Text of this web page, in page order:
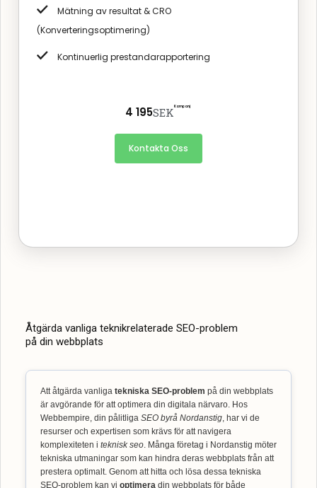
4 195SEK Kampanj
Mätning av resultat & CRO
(Konverteringsoptimering)
Kontinuerlig prestandarapportering
Kontakta Oss
Åtgärda vanliga teknikrelaterade SEO-problem
på din webbplats
Att åtgärda vanliga tekniska SEO-problem på din webbplats
är avgörande för att optimera din digitala närvaro. Hos
Webbempire, din pålitliga SEO byrå Nordanstig, har vi de
resurser och expertisen som krävs för att navigera
komplexiteten i teknisk seo. Många företag i Nordanstig möter
tekniska utmaningar som kan hindra deras webbplats från att
prestera optimalt. Genom att hitta och lösa dessa tekniska
SEO-problem kan vi optimera din webbplats för både